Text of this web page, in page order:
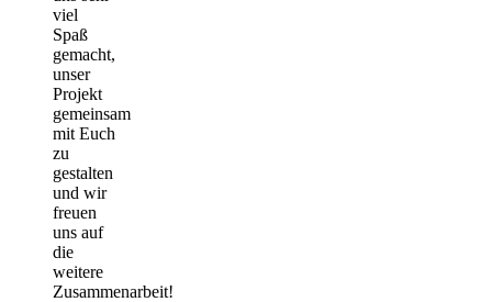
viel
Spaß
gemacht,
unser
Projekt
gemeinsam
mit Euch
zu
gestalten
und wir
freuen
uns auf
die
weitere
Zusammenarbeit!